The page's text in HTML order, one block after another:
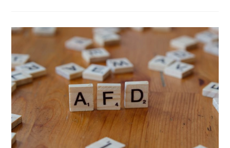
Pour
Bien
Choisir